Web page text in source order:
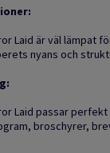
Laid är väl lämpat
nyans och
Laid passar
broschyrer,